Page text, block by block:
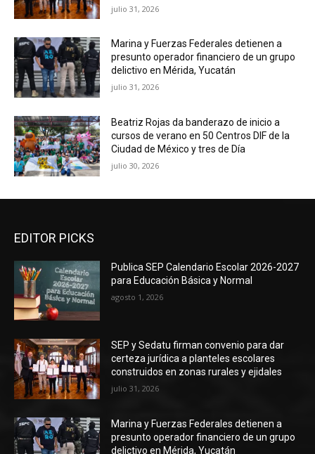
julio 31, 2026
Marina y Fuerzas Federales detienen a
presunto operador financiero de un grupo
delictivo en Mérida, Yucatán
julio 31, 2026
Beatriz Rojas da banderazo de inicio a
cursos de verano en 50 Centros DIF de la
Ciudad de México y tres de Día
julio 30, 2026
EDITOR PICKS
Publica SEP Calendario Escolar 2026-2027
para Educación Básica y Normal
agosto 1, 2026
SEP y Sedatu firman convenio para dar
certeza jurídica a planteles escolares
construidos en zonas rurales y ejidales
julio 31, 2026
Marina y Fuerzas Federales detienen a
presunto operador financiero de un grupo
delictivo en Mérida, Yucatán